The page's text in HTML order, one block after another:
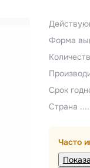
Форма
Срок
Страна
Часто